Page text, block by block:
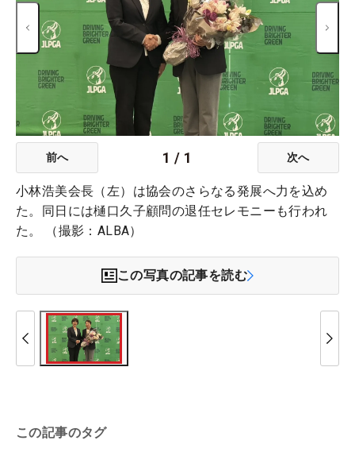
前へ 1 / 1 次へ
小林浩美会長（左）は協会のさらなる発展へ力を込め
た。同日には樋口久子顧問の退任セレモニーも行われ
た。 （撮影：ALBA）
この写真の記事を読む
この記事のタグ